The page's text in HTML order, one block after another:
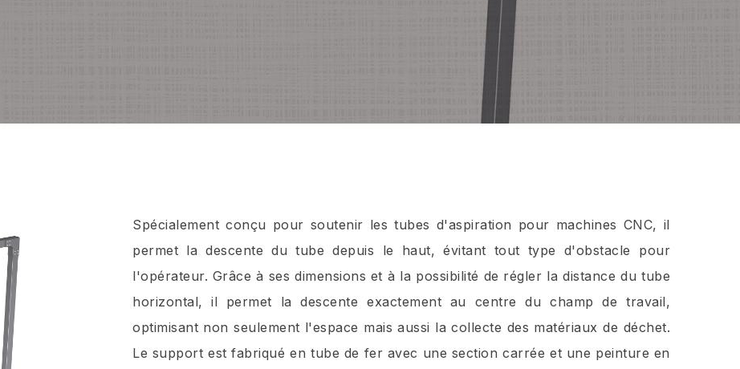
Spécialement conçu pour soutenir les tubes d'aspiration pour machines CNC, il
permet la descente du tube depuis le haut, évitant tout type d'obstacle pour
l'opérateur. Grâce à ses dimensions et à la possibilité de régler la distance du tube
horizontal, il permet la descente exactement au centre du champ de travail,
optimisant non seulement l'espace mais aussi la collecte des matériaux de déchet.
Le support est fabriqué en tube de fer avec une section carrée et une peinture en